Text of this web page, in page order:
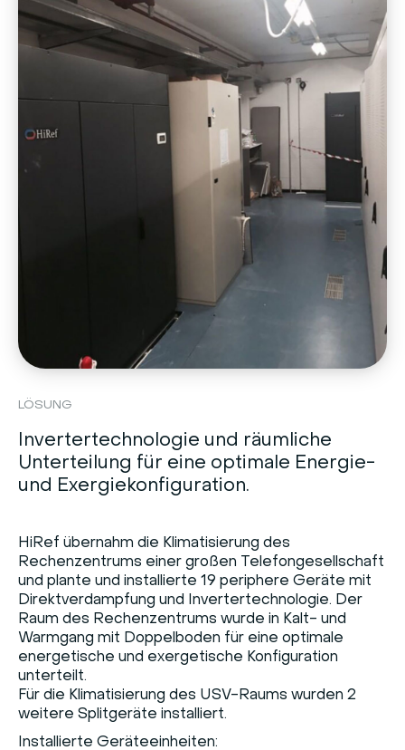
LÖSUNG
Invertertechnologie und räumliche
Unterteilung für eine optimale Energie-
und Exergiekonfiguration.
HiRef übernahm die Klimatisierung des
Rechenzentrums einer großen Telefongesellschaft
und plante und installierte 19 periphere Geräte mit
Direktverdampfung und Invertertechnologie. Der
Raum des Rechenzentrums wurde in Kalt- und
Warmgang mit Doppelboden für eine optimale
energetische und exergetische Konfiguration
unterteilt.
Für die Klimatisierung des USV-Raums wurden 2
weitere Splitgeräte installiert.
Installierte Geräteeinheiten: